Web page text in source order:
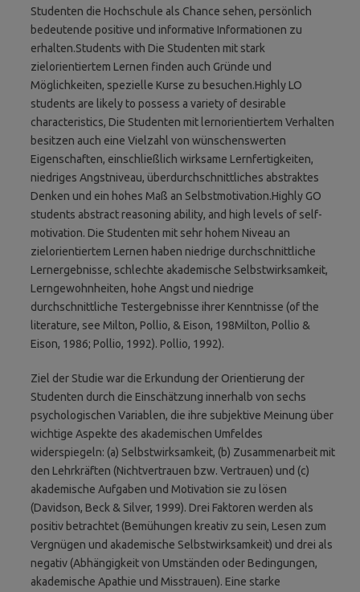
Studenten die Hochschule als Chance sehen, persönlich
bedeutende positive und informative Informationen zu
erhalten.Students with Die Studenten mit stark
zielorientiertem Lernen finden auch Gründe und
Möglichkeiten, spezielle Kurse zu besuchen.Highly LO
students are likely to possess a variety of desirable
characteristics, Die Studenten mit lernorientiertem Verhalten
besitzen auch eine Vielzahl von wünschenswerten
Eigenschaften, einschließlich wirksame Lernfertigkeiten,
niedriges Angstniveau, überdurchschnittliches abstraktes
Denken und ein hohes Maß an Selbstmotivation.Highly GO
students abstract reasoning ability, and high levels of self-
motivation. Die Studenten mit sehr hohem Niveau an
zielorientiertem Lernen haben niedrige durchschnittliche
Lernergebnisse, schlechte akademische Selbstwirksamkeit,
Lerngewohnheiten, hohe Angst und niedrige
durchschnittliche Testergebnisse ihrer Kenntnisse (of the
literature, see Milton, Pollio, & Eison, 198Milton, Pollio &
Eison, 1986; Pollio, 1992). Pollio, 1992).
Ziel der Studie war die Erkundung der Orientierung der
Studenten durch die Einschätzung innerhalb von sechs
psychologischen Variablen, die ihre subjektive Meinung über
wichtige Aspekte des akademischen Umfeldes
widerspiegeln: (a) Selbstwirksamkeit, (b) Zusammenarbeit mit
den Lehrkräften (Nichtvertrauen bzw. Vertrauen) und (c)
akademische Aufgaben und Motivation sie zu lösen
(Davidson, Beck & Silver, 1999). Drei Faktoren werden als
positiv betrachtet (Bemühungen kreativ zu sein, Lesen zum
Vergnügen und akademische Selbstwirksamkeit) und drei als
negativ (Abhängigkeit von Umständen oder Bedingungen,
akademische Apathie und Misstrauen). Eine starke